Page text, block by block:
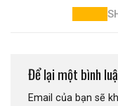
Để lại một bình
Email của bạn sẽ